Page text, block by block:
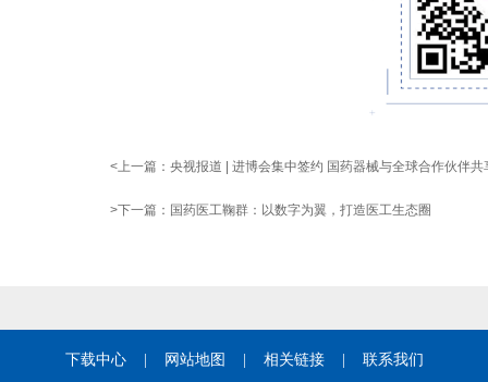
<上一篇： 央视报道 | 进博会集中签约 国药器械与全球合作伙伴共
>下一篇： 国药医工鞠群：以数字为翼，打造医工生态圈
下载中心 网站地图 相关链接 联系我们